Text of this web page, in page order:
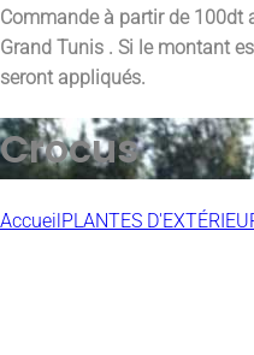
Commande à partir de 100dt
Grand Tunis . Si le montant
seront appliqués.
Crocus
AccueilPLANTES